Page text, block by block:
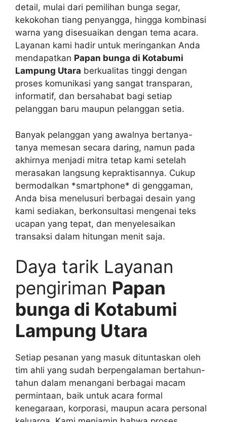
detail, mulai dari pemilihan bunga segar,
kekokohan tiang penyangga, hingga kombinasi
warna yang disesuaikan dengan tema acara.
Layanan kami hadir untuk meringankan Anda
mendapatkan Papan bunga di Kotabumi
Lampung Utara berkualitas tinggi dengan
proses komunikasi yang sangat transparan,
informatif, dan bersahabat bagi setiap
pelanggan baru maupun pelanggan setia.
Banyak pelanggan yang awalnya bertanya-
tanya memesan secara daring, namun pada
akhirnya menjadi mitra tetap kami setelah
merasakan langsung kepraktisannya. Cukup
bermodalkan *smartphone* di genggaman,
Anda bisa menelusuri berbagai desain yang
kami sediakan, berkonsultasi mengenai teks
ucapan yang tepat, dan menyelesaikan
transaksi dalam hitungan menit saja.
Daya tarik Layanan
pengiriman Papan
bunga di Kotabumi
Lampung Utara
Setiap pesanan yang masuk dituntaskan oleh
tim ahli yang sudah berpengalaman bertahun-
tahun dalam menangani berbagai macam
permintaan, baik untuk acara formal
kenegaraan, korporasi, maupun acara personal